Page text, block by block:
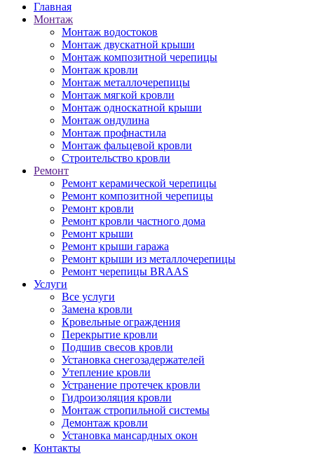
Главная
Монтаж
Монтаж водостоков
Монтаж двускатной крыши
Монтаж композитной черепицы
Монтаж кровли
Монтаж металлочерепицы
Монтаж мягкой кровли
Монтаж односкатной крыши
Монтаж ондулина
Монтаж профнастила
Монтаж фальцевой кровли
Строительство кровли
Ремонт
Ремонт керамической черепицы
Ремонт композитной черепицы
Ремонт кровли
Ремонт кровли частного дома
Ремонт крыши
Ремонт крыши гаража
Ремонт крыши из металлочерепицы
Ремонт черепицы BRAAS
Услуги
Все услуги
Замена кровли
Кровельные ограждения
Перекрытие кровли
Подшив свесов кровли
Установка снегозадержателей
Утепление кровли
Устранение протечек кровли
Гидроизоляция кровли
Монтаж стропильной системы
Демонтаж кровли
Установка мансардных окон
Контакты